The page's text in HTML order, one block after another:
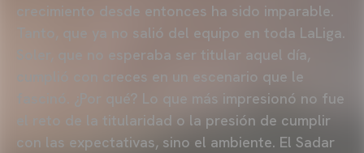
crecimiento desde entonces ha sido imparable.
Tanto, que ya no salió del equipo en toda LaLiga.
Soler, que no esperaba ser titular aquel día,
cumplió con creces en un escenario que le
fascinó. ¿Por qué? Lo que más impresionó no fue
el reto de la titularidad o la presión de cumplir
con las expectativas, sino el ambiente. El Sadar